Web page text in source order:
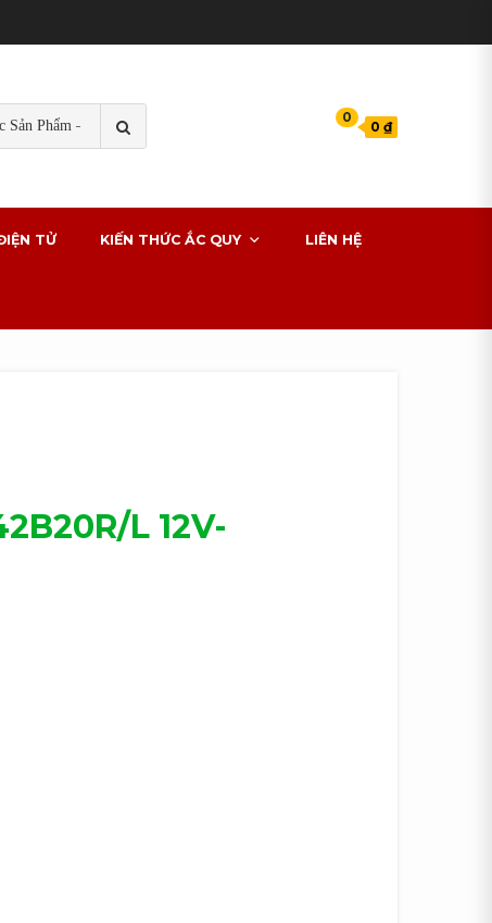
KIẾM
0
0 ₫
TỬ KIẾN THỨC ẮC QUY LIÊN HỆ
L 12V-